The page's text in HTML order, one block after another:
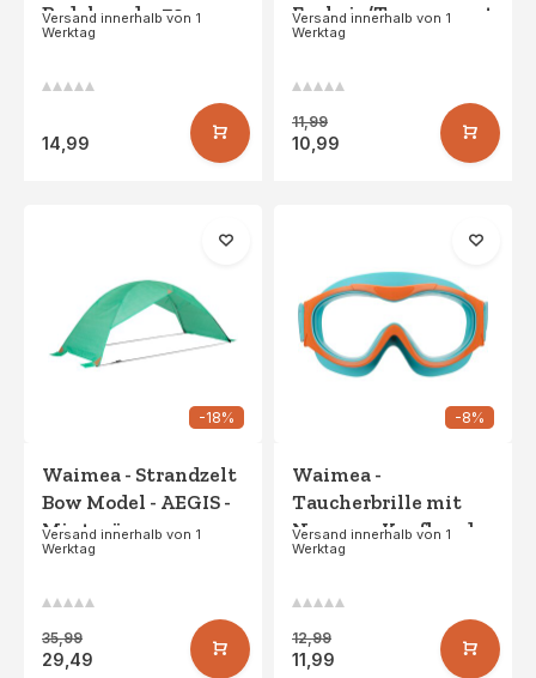
Bodyboard – 70 cm –
Makaio –
Versand innerhalb von 1
Werktag
14,99
Fuchsia/Transparent
Versand innerhalb von 1
Werktag
11,99
10,99
-18%
Waimea - Strandzelt
Bow Model - AEGIS -
Mintgrün
Versand innerhalb von 1
Werktag
35,99
29,49
-8%
Waimea -
Taucherbrille mit
Neopren-Kopfband -
Kekoa - Oranje/Aqua
Versand innerhalb von 1
Werktag
12,99
11,99